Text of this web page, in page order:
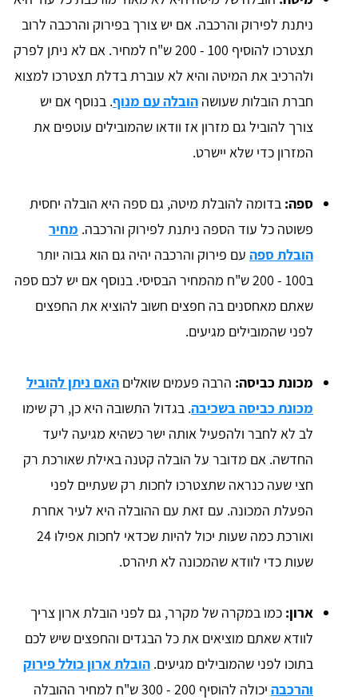
ניתנת לפירוק והרכבה. אם יש צורך בפירוק והרכבה לרוב
תצטרכו להוסיף 100 - 200 ש"ח למחיר. אם לא ניתן לפרק
ולהרכיב את המיטה והיא לא עוברת בדלת תצטרכו למצוא
חברת הובלות שעושה הובלה עם מנוף. בנוסף אם יש
צורך להוביל גם מזרון אז וודאו שהמובילים עוטפים את
המזרון כדי שלא יישרט.
ספה: בדומה להובלת מיטה, גם ספה היא הובלה יחסית
פשוטה כל עוד הספה ניתנת לפירוק והרכבה. מחיר
הובלת ספה עם פירוק והרכבה יהיה גם הוא גבוה יותר
ב100 - 200 ש"ח מהמחיר הבסיסי. בנוסף אם יש לכם ספה
שאתם מאחסנים בה חפצים חשוב להוציא את החפצים
לפני שהמובילים מגיעים.
מכונת כביסה: הרבה פעמים שואלים האם ניתן להוביל
מכונת כביסה בשכיבה. בגדול התשובה היא כן, רק שימו
לב לא לחבר ולהפעיל אותה ישר כשהיא מגיעה ליעד
החדשה. אם מדובר על הובלה קטנה באילת שאורכת רק
חצי שעה כנראה שתצטרכו לחכות רק שעתיים לפני
הפעלת המכונה. עם זאת עם ההובלה היא לעיר אחרת
ואורכת כמה שעות יכול להיות שכדאי לחכות אפילו 24
שעות כדי לוודא שהמכונה לא תיהרס.
ארון: כמו במקרה של מקרר, גם לפני הובלת ארון צריך
לוודא שאתם מוציאים את כל הבגדים והחפצים שיש לכם
בתוכו לפני שהמובילים מגיעים. הובלת ארון כולל פירוק
והרכבה
יכולה להוסיף 200 - 300 ש"ח למחיר ההובלה